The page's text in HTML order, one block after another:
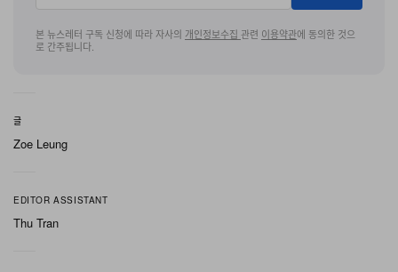
본 뉴스레터 구독 신청에 따라 자사의 개인정보수집 관련 이용약관에 동의한 것으
로 간주됩니다.
글
Zoe Leung
EDITOR ASSISTANT
Thu Tran